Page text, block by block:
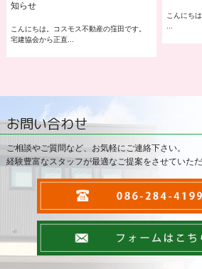
知らせ
こんにちは。コスモス不動産の窪田です。
宅建協会から正直...
こんにち
お問い合わせ
ご相談やご質問など、お気軽にご連絡下さい。
経験豊富なスタッフが最適なご提案をさせていただ